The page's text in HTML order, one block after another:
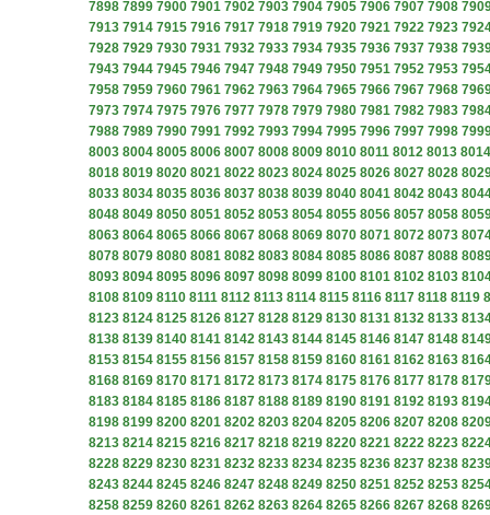
7898 7899 7900 7901 7902 7903 7904 7905 7906 7907 7908
7913 7914 7915 7916 7917 7918 7919 7920 7921 7922 7923
7928 7929 7930 7931 7932 7933 7934 7935 7936 7937 7938
7943 7944 7945 7946 7947 7948 7949 7950 7951 7952 7953
7958 7959 7960 7961 7962 7963 7964 7965 7966 7967 7968
7973 7974 7975 7976 7977 7978 7979 7980 7981 7982 7983
7988 7989 7990 7991 7992 7993 7994 7995 7996 7997 7998
8003 8004 8005 8006 8007 8008 8009 8010 8011 8012 8013 8014
8018 8019 8020 8021 8022 8023 8024 8025 8026 8027 8028
8033 8034 8035 8036 8037 8038 8039 8040 8041 8042 8043
8048 8049 8050 8051 8052 8053 8054 8055 8056 8057 8058
8063 8064 8065 8066 8067 8068 8069 8070 8071 8072 8073
8078 8079 8080 8081 8082 8083 8084 8085 8086 8087 8088
8093 8094 8095 8096 8097 8098 8099 8100 8101 8102 8103
8108 8109 8110 8111 8112 8113 8114 8115 8116 8117 8118 8119
8123 8124 8125 8126 8127 8128 8129 8130 8131 8132 8133
8138 8139 8140 8141 8142 8143 8144 8145 8146 8147 8148
8153 8154 8155 8156 8157 8158 8159 8160 8161 8162 8163
8168 8169 8170 8171 8172 8173 8174 8175 8176 8177 8178
8183 8184 8185 8186 8187 8188 8189 8190 8191 8192 8193
8198 8199 8200 8201 8202 8203 8204 8205 8206 8207 8208
8213 8214 8215 8216 8217 8218 8219 8220 8221 8222 8223
8228 8229 8230 8231 8232 8233 8234 8235 8236 8237 8238
8243 8244 8245 8246 8247 8248 8249 8250 8251 8252 8253
8258 8259 8260 8261 8262 8263 8264 8265 8266 8267 8268